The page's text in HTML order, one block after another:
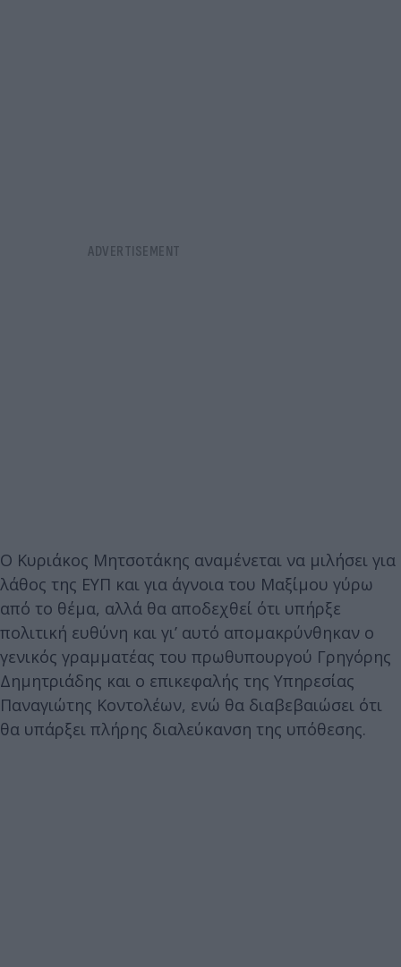
Ο Κυριάκος Μητσοτάκης αναμένεται να μιλήσει για
λάθος της ΕΥΠ και για άγνοια του Μαξίμου γύρω
από το θέμα, αλλά θα αποδεχθεί ότι υπήρξε
πολιτική ευθύνη και γι’ αυτό απομακρύνθηκαν ο
γενικός γραμματέας του πρωθυπουργού Γρηγόρης
Δημητριάδης και ο επικεφαλής της Υπηρεσίας
Παναγιώτης Κοντολέων, ενώ θα διαβεβαιώσει ότι
θα υπάρξει πλήρης διαλεύκανση της υπόθεσης.